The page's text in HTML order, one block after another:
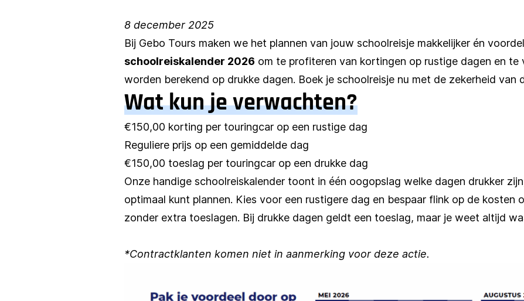
8 december 2025
Bij Gebo Tours maken we het plannen van jouw schoolreisje makkelijker én
schoolreiskalender 2026 om te profiteren van kortingen op rustige dagen en te
worden berekend op drukke dagen. Boek je schoolreisje nu met de zekerheid van
Wat kun je verwachten?
€150,00 korting per touringcar op een rustige dag
Reguliere prijs op een gemiddelde dag
€150,00 toeslag per touringcar op een drukke dag
Onze handige schoolreiskalender toont in één oogopslag welke dagen drukker
optimaal kunt plannen. Kies voor een rustigere dag en bespaar flink op de kosten
zonder extra toeslagen. Bij drukke dagen geldt een toeslag, maar je weet altijd
*Contractklanten komen niet in aanmerking voor deze actie.